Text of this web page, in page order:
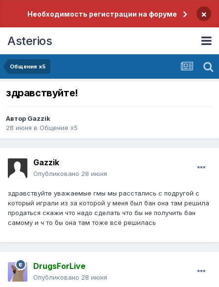
Необходимость регистрации на форуме ×
Asterios
Общение x5
здравствуйте!
Автор Gazzik
28 июня в Общение x5
Gazzik
Опубликовано 28 июня
здравствуйте уважаемые гмы мы расстались с подругой с
который играли из за которой у меня был бан она там решила
продаться скажи что надо сделать что бы не получить бан
самому и ч то бы она там тоже всё решилась
DrugsForLive
Опубликовано 28 июня